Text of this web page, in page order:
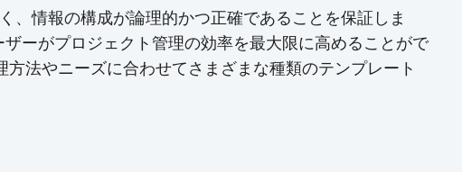
、情報の構成が論理的かつ正確であることを保証しま
ーがプロジェクト管理の効率を最大限に高めることがで
法やニーズに合わせてさまざまな種類のテンプレート